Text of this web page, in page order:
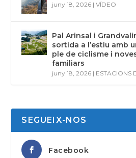
juny 18, 2026 |VÍDEO
Pal Arinsal i
sortida a l’estiu amb
ple de ciclisme i
familiars
juny 18, 2026 | ESTACIONS
SEGUEIX-NOS
Facebook